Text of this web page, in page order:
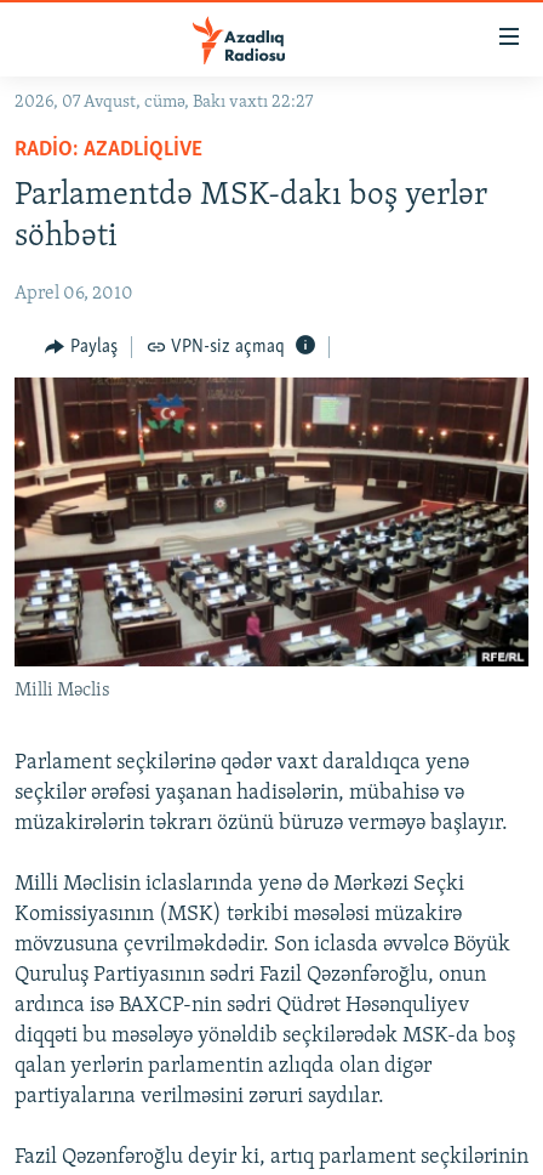
Əsas
qayıt
Əsas
naviqasiyaya
qayıt
Axtarışa
keç
GÜNDƏM
#İZAHLA
KORRUPSIOMETR
FƏRQƏ BAX
QANUNI DOĞRU
ARAŞDIRMA
MULTIMEDIA
VIDEO
FOTOQALEREYA
İNFOQRAFIKA
KARIKATURA
RADIO ARXIV
OXU ZALI
AZƏRBAYCAN ƏDƏBIYYATI KITABXANASI
İSLAM VƏ DEMOKRATIYA
İZ - MƏDƏNIYYƏT PROQRAMI
HAQQIMIZDA
MISSIYAMIZ
PEŞƏ ETIKASI VƏ JURNALISTIKA STANDARTLARIMIZ
MATERIALLARIMIZDAN ISTIFADƏ
AZADLIQRADIOSU MOBIL TELEFONUNUZDA
XƏBƏR BÜLLETENLƏRIMIZ
BIZI IZLƏ
RFE/RL-in bütün saytları
2026, 07 Avqust, cümə, Bakı vaxtı 22:27
RADIO: AZADLIQLIVE
Parlamentdə MSK-dakı boş yerlər
söhbəti
Aprel 06, 2010
Paylaş VPN-siz açmaq
Milli Məclis
Parlament seçkilərinə qədər vaxt daraldıqca yenə
seçkilər ərəfəsi yaşanan hadisələrin, mübahisə və
müzakirələrin təkrarı özünü büruzə verməyə başlayır.
Milli Məclisin iclaslarında yenə də Mərkəzi Seçki
Komissiyasının (MSK) tərkibi məsələsi müzakirə
mövzusuna çevrilməkdədir. Son iclasda əvvəlcə Böyük
Quruluş Partiyasının sədri Fazil Qəzənfəroğlu, onun
ardınca isə BAXCP-nin sədri Qüdrət Həsənquliyev
diqqəti bu məsələyə yönəldib seçkilərədək MSK-da boş
qalan yerlərin parlamentin azlıqda olan digər
partiyalarına verilməsini zəruri saydılar.
Fazil Qəzənfəroğlu deyir ki, artıq parlament seçkilərinin